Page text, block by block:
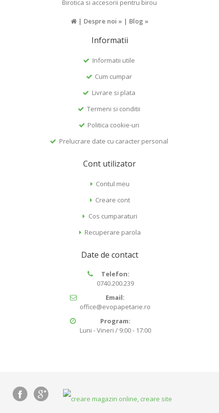
Birotica si accesorii pentru birou
| Despre noi » | Blog »
Informatii
Informatii utile
Cum cumpar
Livrare si plata
Termeni si conditii
Politica cookie-uri
Prelucrare date cu caracter personal
Cont utilizator
Contul meu
Creare cont
Cos cumparaturi
Recuperare parola
Date de contact
Telefon:
0740.200.239
Email:
office@evopapetarie.ro
Program:
Luni - Vineri / 9:00 - 17:00